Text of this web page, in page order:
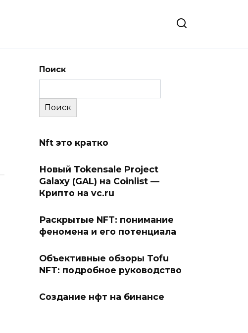
Поиск
Поиск
Nft это кратко
Новый Tokensale Project
Galaxy (GAL) на Coinlist —
Крипто на vc.ru
Раскрытые NFT: понимание
феномена и его потенциала
Объективные обзоры Tofu
NFT: подробное руководство
Создание нфт на бинансе